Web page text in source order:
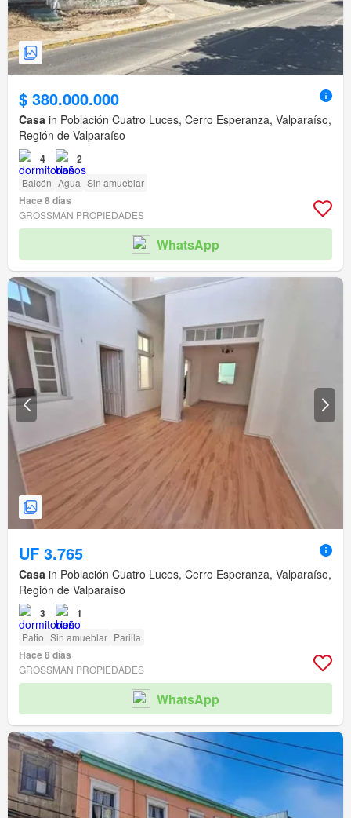
$ 380.000.000
Casa in Población Cuatro Luces, Cerro Esperanza, Valparaíso,
Región de Valparaíso
4 2
Balcón Agua Sin amueblar
Hace 8 días
GROSSMAN PROPIEDADES
WhatsApp
UF 3.765
Casa in Población Cuatro Luces, Cerro Esperanza, Valparaíso,
Región de Valparaíso
3 1
Patio Sin amueblar Parilla
Hace 8 días
GROSSMAN PROPIEDADES
WhatsApp